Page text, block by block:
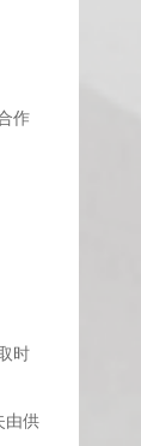
作
时
由供